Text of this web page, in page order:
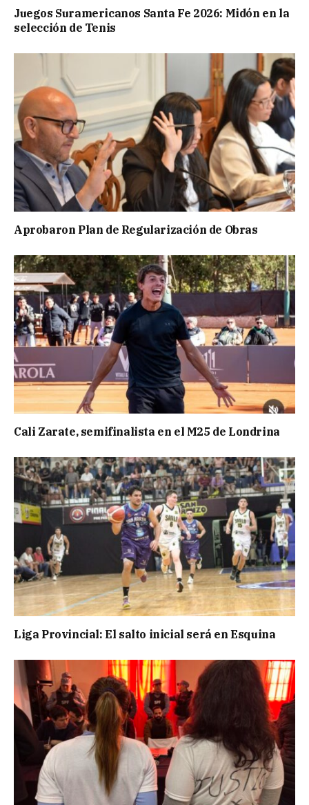
Juegos Suramericanos Santa Fe 2026: Midón en la
selección de Tenis
Aprobaron Plan de Regularización de Obras
Cali Zarate, semifinalista en el M25 de Londrina
Liga Provincial: El salto inicial será en Esquina